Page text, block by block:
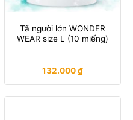
Tã người lớn WONDER
WEAR size L (10 miếng)
132.000₫